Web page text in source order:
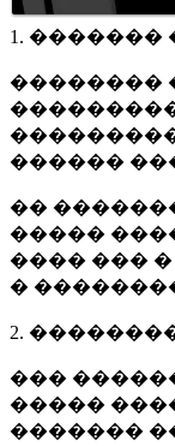
1.
��������
������
��
�����
���� ��� �
�
2.
���
�����
�������